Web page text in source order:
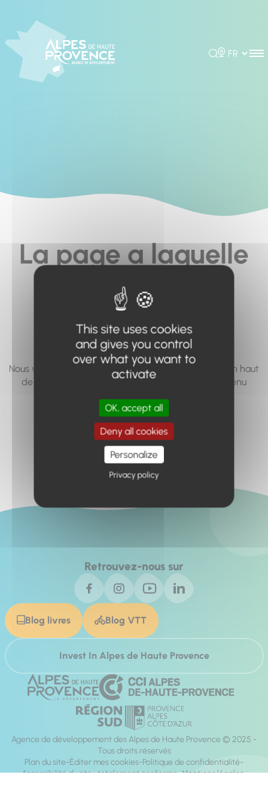
Rechercher
Choisir la
La page a laquelle
vous cherchez à
accéder n'existe
pas... ou plus.
Nous vous invitons à utiliser le moteur de recherche en haut
de page, ou à utiliser le menu pour trouver le contenu
Retour à l'accueil
Retrouvez-nous sur
Blog livres Blog VTT
Invest In Alpes de Haute Provence
Agence de développement des Alpes de Haute Provence © 2025 -
Tous droits réservés
Plan du site Éditer mes cookies Politique de confidentialité
Accessibilité du site : totalement conforme Mentions légales
This site uses cookies
and gives you control
over what you want to
activate
OK, accept all
Deny all cookies
Personalize
Privacy policy